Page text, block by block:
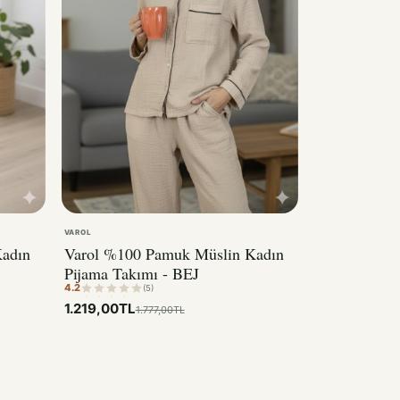
VAROL
Varol %100 Pamuk Müslin Kadın
Pijama Takımı - BEJ
4.2 (5)
1.219,00TL1.777,00TL